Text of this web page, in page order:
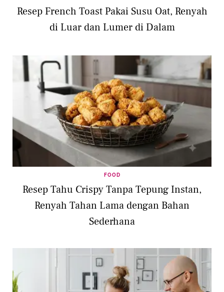
Resep French Toast Pakai Susu Oat, Renyah
di Luar dan Lumer di Dalam
FOOD
Resep Tahu Crispy Tanpa Tepung Instan,
Renyah Tahan Lama dengan Bahan
Sederhana